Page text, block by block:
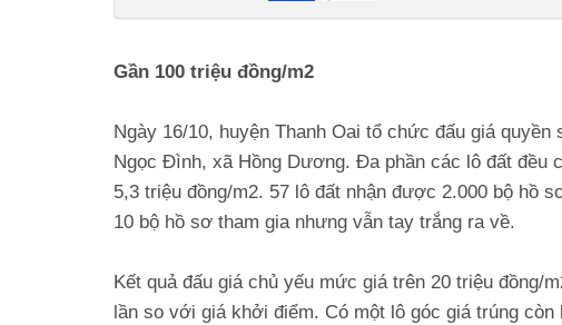
Gần 100 triệu đồng/m2
Ngày 16/10, huyện Thanh Oai tổ chức đấu giá
Ngọc Đình, xã Hồng Dương. Đa phần các lô đất đều
5,3 triệu đồng/m2. 57 lô đất nhận được 2.000 bộ hồ
10 bộ hồ sơ tham gia nhưng vẫn tay trắng ra về.
Kết quả đấu giá chủ yếu mức giá trên 20 triệu đồng/
lần so với giá khởi điểm. Có một lô góc giá trúng